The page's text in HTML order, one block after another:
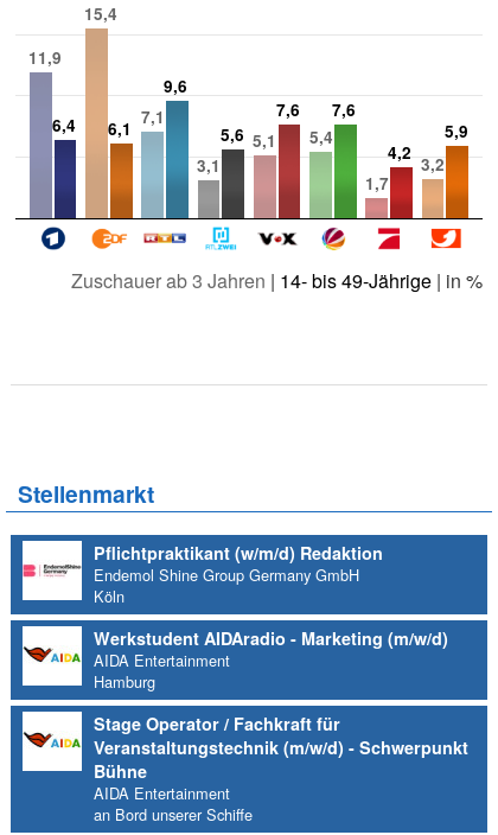
11,9
15,4
7,1
3,1
5,1 5,4
1,7
3,2
6,4 6,1
9,6
5,6
7,6
7,6
4,2
5,9
Zuschauer ab 3 Jahren | 14- bis 49-Jährige| in %
Stellenmarkt
Pflichtpraktikant (w/m/d) Redaktion
Endemol Shine Group Germany GmbH
Köln
Werkstudent AIDAradio - Marketing (m/w/d)
AIDA Entertainment
Hamburg
Stage Operator / Fachkraft für
Veranstaltungstechnik (m/w/d) - Schwerpunkt
Bühne
AIDA Entertainment
an Bord unserer Schiffe